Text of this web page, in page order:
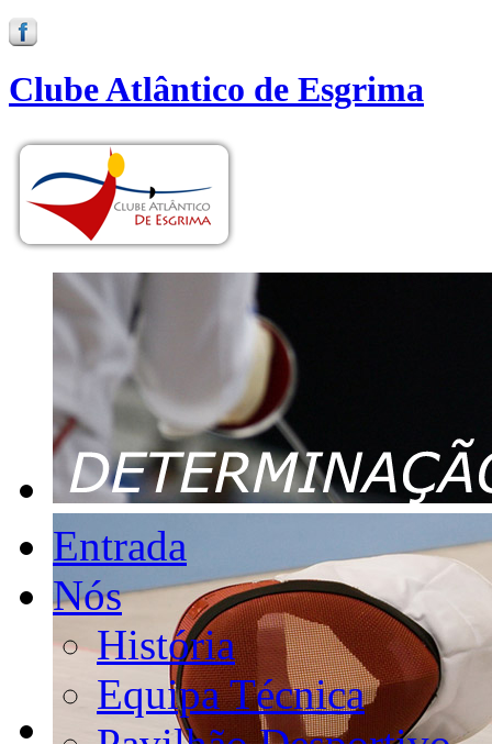
Clube Atlântico de Esgrima
Entrada
Nós
História
Equipa Técnica